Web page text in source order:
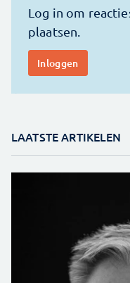
LAATSTE ARTIKELEN